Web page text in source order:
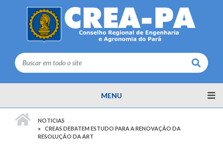
Buscar
MENU
NOTICIAS
CREAS DEBATEM ESTUDO PARA A RENOVAÇÃO DA
RESOLUÇÃO DA ART